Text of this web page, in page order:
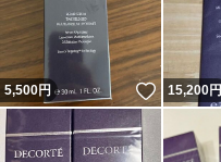
5,500円 いいね！
15,200円